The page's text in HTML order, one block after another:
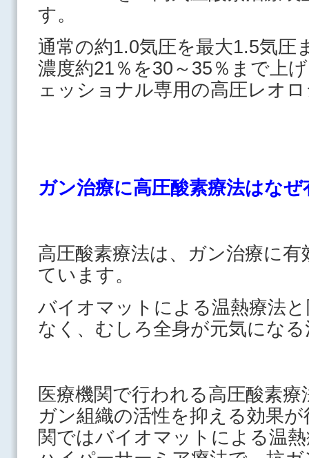
す。
通常の約1.0気圧を最大1.5気圧
濃度約21％を30～35％まで上
ェッショナル専用の高圧レオ
ガン治療に高圧酸素療法はな
高圧酸素療法は、ガン治療に
ています。
バイオマットによる温熱療法
なく、むしろ全身が元気にな
医療機関で行われる高圧酸素
ガン組織の活性を抑える効果
関ではバイオマットによる温